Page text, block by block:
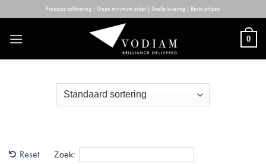
to
content
Precieze calibrering | Geen minimum order | Snelle levering | Beste prijzen
0
Reset Zoek: